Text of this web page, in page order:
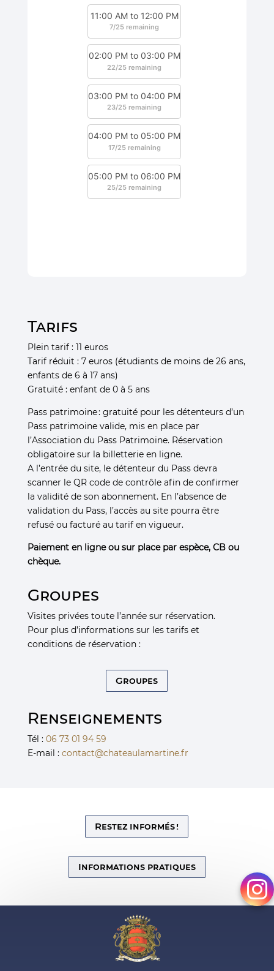
Tarifs
Plein tarif : 11 euros
Tarif réduit : 7 euros (étudiants de moins de 26 ans,
enfants de 6 à 17 ans)
Gratuité : enfant de 0 à 5 ans
Pass patrimoine : gratuité pour les détenteurs d’un
Pass patrimoine valide, mis en place par
l’Association du Pass Patrimoine. Réservation
obligatoire sur la billetterie en ligne.
A l’entrée du site, le détenteur du Pass devra
scanner le QR code de contrôle afin de confirmer
la validité de son abonnement. En l’absence de
validation du Pass, l’accès au site pourra être
refusé ou facturé au tarif en vigueur.
Paiement en ligne ou sur place par espèce, CB ou
chèque.
Groupes
Visites privées toute l’année sur réservation.
Pour plus d’informations sur les tarifs et
conditions de réservation :
Groupes
Renseignements
Tél : 06 73 01 94 59
E-mail :contact@chateaulamartine.fr
Restez informés !
Informations pratiques